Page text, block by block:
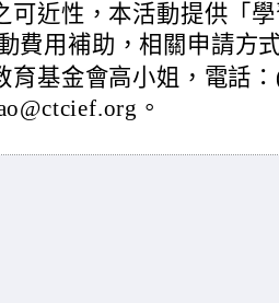
可近性，本活動提供「
費用補助，相關申請方
育基金會高小姐，電話
。